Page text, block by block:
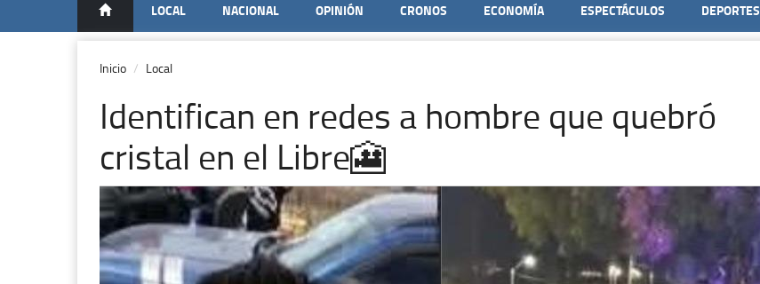
LOCAL NACIONAL OPINIÓN CRONOS ECONOMÍA ESPECTÁCULOS DEPORTES
Inicio Local
Identifican en redes a hombre que quebró
cristal en el Libre🎦